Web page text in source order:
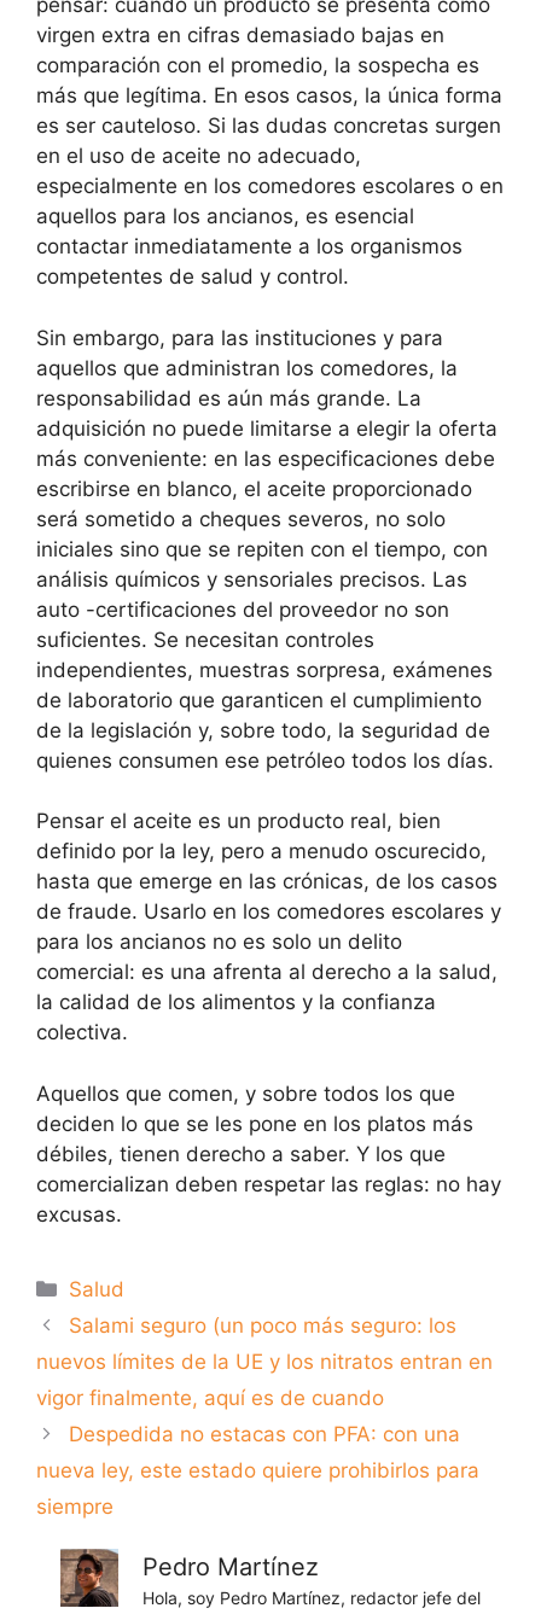
pensar: cuando un producto se presenta como
virgen extra en cifras demasiado bajas en
comparación con el promedio, la sospecha es
más que legítima. En esos casos, la única forma
es ser cauteloso. Si las dudas concretas surgen
en el uso de aceite no adecuado,
especialmente en los comedores escolares o en
aquellos para los ancianos, es esencial
contactar inmediatamente a los organismos
competentes de salud y control.
Sin embargo, para las instituciones y para
aquellos que administran los comedores, la
responsabilidad es aún más grande. La
adquisición no puede limitarse a elegir la oferta
más conveniente: en las especificaciones debe
escribirse en blanco, el aceite proporcionado
será sometido a cheques severos, no solo
iniciales sino que se repiten con el tiempo, con
análisis químicos y sensoriales precisos. Las
auto -certificaciones del proveedor no son
suficientes. Se necesitan controles
independientes, muestras sorpresa, exámenes
de laboratorio que garanticen el cumplimiento
de la legislación y, sobre todo, la seguridad de
quienes consumen ese petróleo todos los días.
Pensar el aceite es un producto real, bien
definido por la ley, pero a menudo oscurecido,
hasta que emerge en las crónicas, de los casos
de fraude. Usarlo en los comedores escolares y
para los ancianos no es solo un delito
comercial: es una afrenta al derecho a la salud,
la calidad de los alimentos y la confianza
colectiva.
Aquellos que comen, y sobre todos los que
deciden lo que se les pone en los platos más
débiles, tienen derecho a saber. Y los que
comercializan deben respetar las reglas: no hay
excusas.
Categorías
Salud
Salami seguro (un poco más seguro: los
nuevos límites de la UE y los nitratos entran en
vigor finalmente, aquí es de cuando
Despedida no estacas con PFA: con una
nueva ley, este estado quiere prohibirlos para
siempre
Pedro Martínez
Hola, soy Pedro Martínez, redactor jefe del